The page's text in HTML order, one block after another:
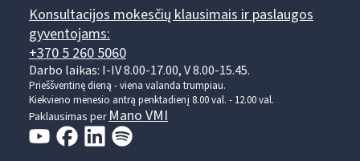
Konsultacijos mokesčių klausimais ir paslaugos
gyventojams:
+370 5 260 5060
Darbo laikas: I-IV 8.00-17.00, V 8.00-15.45.
Prieššventinę dieną - viena valanda trumpiau.
Kiekvieno mėnesio antrą penktadienį 8.00 val. - 12.00 val.
Paklausimas perMano VMI